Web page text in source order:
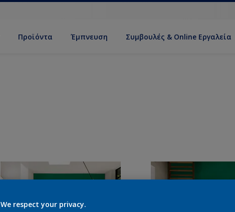
Προϊόντα Έμπνευση Συμβουλές & Online Εργαλεία
We respect your privacy.